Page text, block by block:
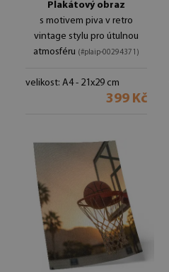
Plakátový obraz
s motivem piva v retro
vintage stylu pro útulnou
atmosféru (#plaip-00294371)
velikost: A4 - 21x29 cm
399 Kč